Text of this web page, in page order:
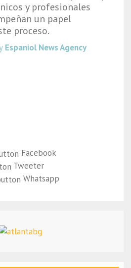
y profesionales
un papel
proceso.
Espaniol News Agency
Facebook
Tweeter
Whatsapp